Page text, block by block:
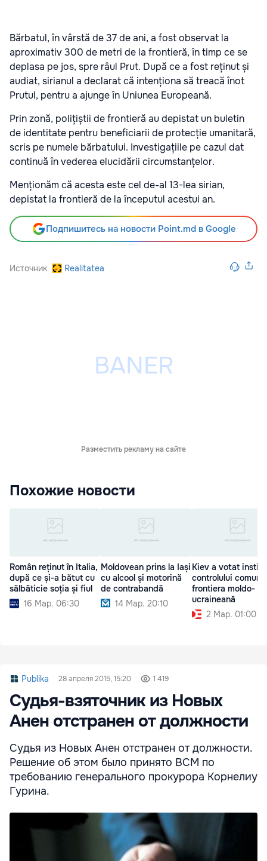
Bărbatul, în vârstă de 37 de ani, a fost observat la
aproximativ 300 de metri de la frontieră, în timp ce se
deplasa pe jos, spre râul Prut. După ce a fost reținut și
audiat, sirianul a declarat că intenționa să treacă înot
Prutul, pentru a ajunge în Uniunea Europeană.
Prin zonă, polițiștii de frontieră au depistat un buletin
de identitate pentru beneficiarii de protecție umanitară,
scris pe numele bărbatului. Investigațiile pe cazul dat
continuă în vederea elucidării circumstanțelor.
Menționăm că acesta este cel de-al 13-lea sirian,
depistat la frontieră de la începutul acestui an.
Подпишитесь на новости Point.md в Google
Источник Realitatea
Разместить рекламу на сайте
Похожие новости
Român reținut în Italia,
după ce și-a bătut cu
sălbăticie soția și fiul
16 Мар. 06:30
Moldovean prins la Iași
cu alcool și motorină
de contrabandă
14 Мар. 20:10
Kiev a votat
controlului comun
frontiera moldo-
ucraineană
2 Мар. 01:00
Publika 28 апреля 2015, 15:20 1 419
Судья-взяточник из Новых
Анен отстранен от должности
Судья из Новых Анен отстранен от должности.
Решение об этом было принято ВСМ по
требованию генерального прокурора Корнелиу
Гурина.